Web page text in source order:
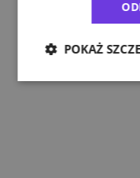
POKAŻ